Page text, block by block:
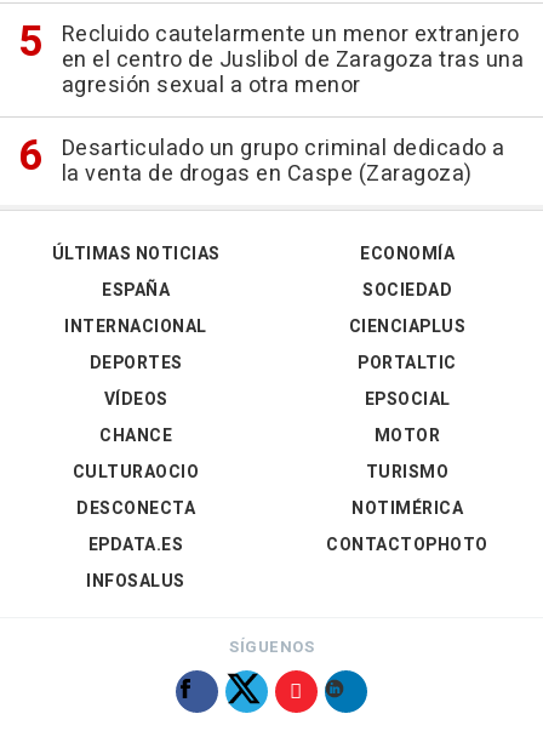
Recluido cautelarmente un menor extranjero
en el centro de Juslibol de Zaragoza tras una
agresión sexual a otra menor
Desarticulado un grupo criminal dedicado a
la venta de drogas en Caspe (Zaragoza)
ÚLTIMAS NOTICIAS
ESPAÑA
INTERNACIONAL
DEPORTES
VÍDEOS
ECONOMÍA
SOCIEDAD
CIENCIAPLUS
PORTALTIC
EPSOCIAL
CHANCE
CULTURAOCIO
DESCONECTA
EPDATA.ES
INFOSALUS
MOTOR
TURISMO
NOTIMÉRICA
CONTACTOPHOTO
SÍGUENOS